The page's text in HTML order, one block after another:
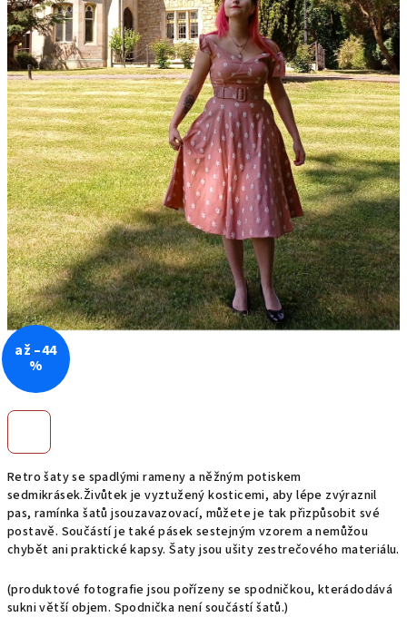
Retro šaty se spadlými rameny a něžným potiskem
sedmikrásek.Živůtek je vyztužený kosticemi, aby lépe zvýraznil
pas, ramínka šatů jsouzavazovací, můžete je tak přizpůsobit své
postavě. Součástí je také pásek sestejným vzorem a nemůžou
chybět ani praktické kapsy. Šaty jsou ušity zestrečového materiálu.
(produktové fotografie jsou pořízeny se spodničkou, kterádodává
sukni větší objem. Spodnička není součástí šatů.)
až –44
%